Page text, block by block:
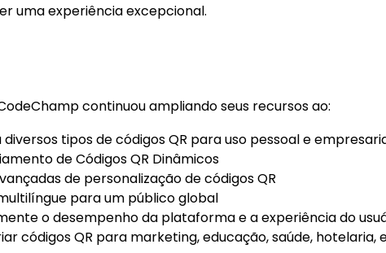
uma experiência excepcional.
continuou ampliando seus recursos ao:
tipos de códigos QR para uso pessoal e
de Códigos QR Dinâmicos
de personalização de códigos QR
para um público global
o desempenho da plataforma e a experiência do
códigos QR para marketing, educação, saúde, hotelaria,